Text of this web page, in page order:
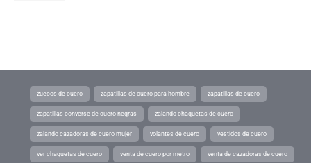
zuecos de cuero zapatillas de cuero para hombre zapatillas de cuero
zapatillas converse de cuero negras zalando chaquetas de cuero
zalando cazadoras de cuero mujer volantes de cuero vestidos de cuero
ver chaquetas de cuero venta de cuero por metro venta de cazadoras de cuero